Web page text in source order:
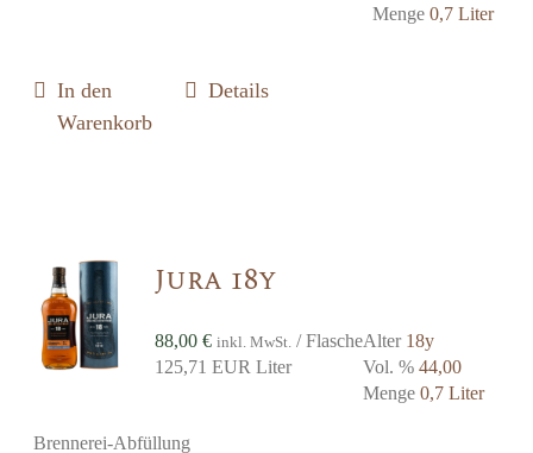
Menge0,7 Liter
In den
Warenkorb
Details
Jura 18y
88,00€ inkl. MwSt. / Flasche
125,71 EUR Liter
Alter 18y
Vol. %44,00
Menge0,7 Liter
Brennerei-Abfüllung